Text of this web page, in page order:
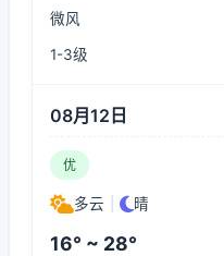
微风
1-3级
08月12日
优
多云 晴
16° ~ 28°